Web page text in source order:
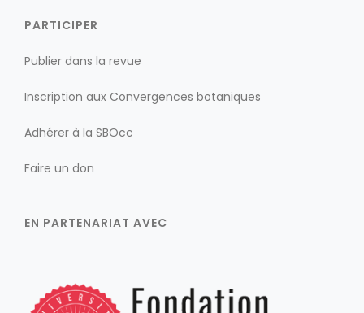
PARTICIPER
Publier dans la revue
Inscription aux Convergences botaniques
Adhérer à la SBOcc
Faire un don
EN PARTENARIAT AVEC